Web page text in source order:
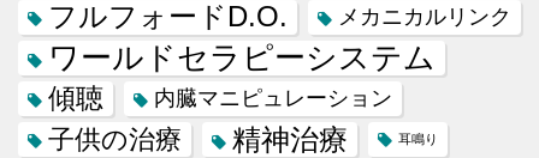
フルフォードD.O. メカニカルリンク
ワールドセラピーシステム
傾聴 内臓マニピュレーション
子供の治療 精神治療 耳鳴り